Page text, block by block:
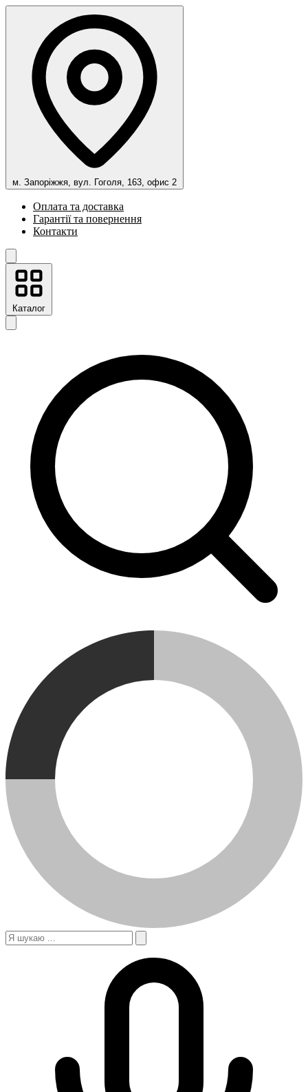
м. Запоріжжя, вул. Гоголя, 163, офис 2
Оплата та доставка
Гарантії та повернення
Контакти
Каталог